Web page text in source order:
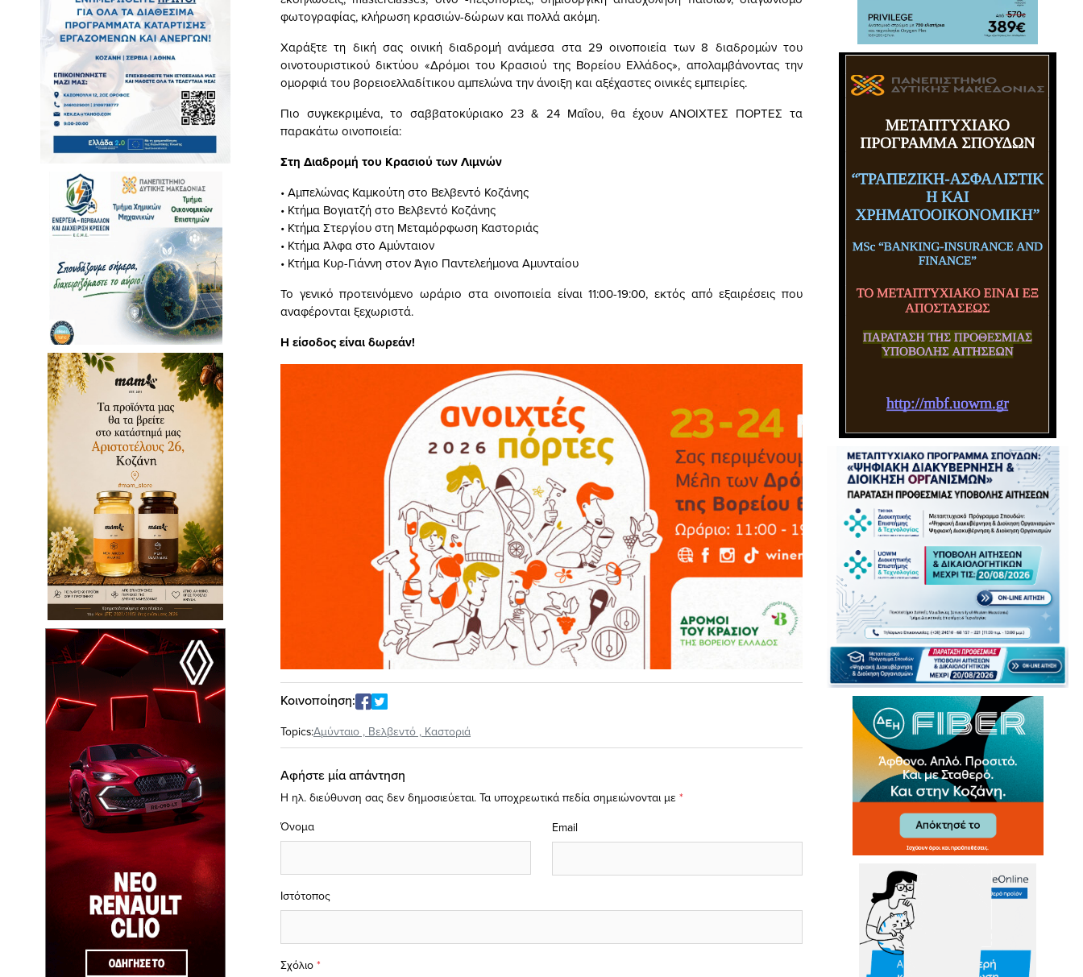
φωτογραφίας, κλήρωση κρασιών-δώρων και πολλά ακόμη.
Χαράξτε τη δική σας οινική διαδρομή ανάμεσα στα 29 οινοποιεία των 8 διαδρομών του
οινοτουριστικού δικτύου «Δρόμοι του Κρασιού της Βορείου Ελλάδος», απολαμβάνοντας την
ομορφιά του βορειοελλαδίτικου αμπελώνα την άνοιξη και αξέχαστες οινικές εμπειρίες.
Πιο συγκεκριμένα, το σαββατοκύριακο 23 & 24 Μαΐου, θα έχουν ΑΝΟΙΧΤΕΣ ΠΟΡΤΕΣ τα
παρακάτω οινοποιεία:
Στη Διαδρομή του Κρασιού των Λιμνών
• Αμπελώνας Καμκούτη στο Βελβεντό Κοζάνης
• Κτήμα Βογιατζή στο Βελβεντό Κοζάνης
• Κτήμα Στεργίου στη Μεταμόρφωση Καστοριάς
• Κτήμα Άλφα στο Αμύνταιον
• Κτήμα Κυρ-Γιάννη στον Άγιο Παντελεήμονα Αμυνταίου
Το γενικό προτεινόμενο ωράριο στα οινοποιεία είναι 11:00-19:00, εκτός από εξαιρέσεις που
αναφέρονται ξεχωριστά.
Η είσοδος είναι δωρεάν!
Κοινοποίηση:
Topics:Αμύνταιο , Βελβεντό , Καστοριά
Αφήστε μία απάντηση
Η ηλ. διεύθυνση σας δεν δημοσιεύεται. Τα υποχρεωτικά πεδία σημειώνονται με *
Σχόλιο *
Όνομα Email
Ιστότοπος